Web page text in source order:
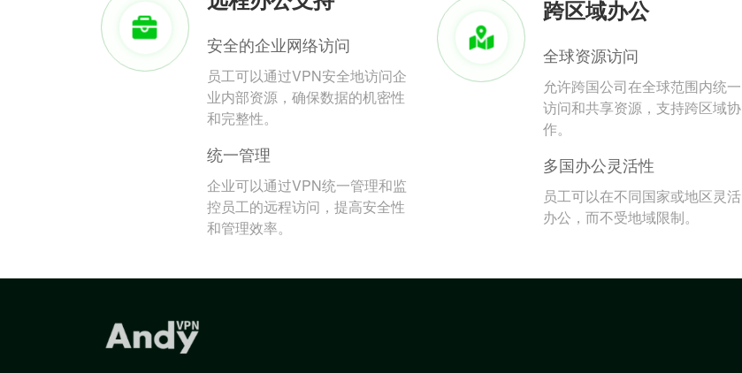
安全的企业网络访问
员工可以通过VPN安全地访问企
业内部资源，确保数据的机密性
和完整性。
统一管理
企业可以通过VPN统一管理和监
控员工的远程访问，提高安全性
和管理效率。
跨区域办公
全球资源访问
允许跨国公司在全球范围内统一
访问和共享资源，支持跨区域协
作。
多国办公灵活性
员工可以在不同国家或地区灵活
办公，而不受地域限制。